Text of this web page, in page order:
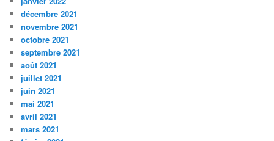
décembre 2021
novembre 2021
octobre 2021
septembre 2021
août 2021
juillet 2021
juin 2021
mai 2021
avril 2021
mars 2021